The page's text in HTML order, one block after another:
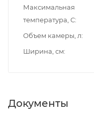
Максимальная
температура, С
Объем камеры, л
Ширина, см
Документы